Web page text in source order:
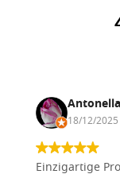
18/12/2025
Einzigartige